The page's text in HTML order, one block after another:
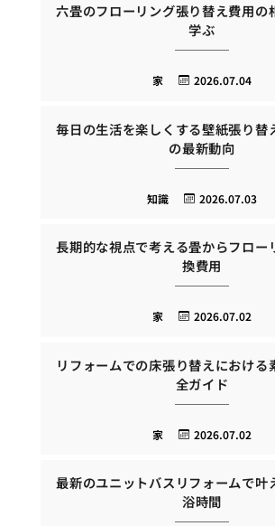
六畳のフローリング張り替え費用の
学ぶ
2026.07.04
家
毎日の生活を楽しくする壁紙張り替
の最新動向
2026.07.03
知識
長期的な視点で考える畳からフロー
換費用
2026.07.02
家
リフォームでの床張り替えにおける
全ガイド
2026.07.02
家
最新のユニットバスリフォームで叶
浴時間